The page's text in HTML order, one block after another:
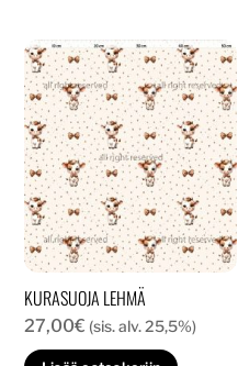
KURASUOJA LEHMÄ
27,00€ (sis. alv. 25,5%)